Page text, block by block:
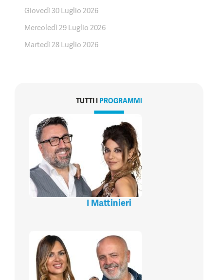
Giovedì 30 Luglio 2026
Mercoledì 29 Luglio 2026
Martedì 28 Luglio 2026
TUTTI I PROGRAMMI
I Mattinieri